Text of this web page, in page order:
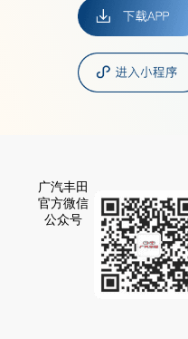
广汽丰田
官方微信
公众号